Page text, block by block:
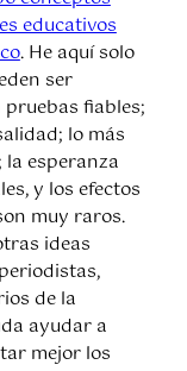
educativos
. He aquí solo
ser
fiables;
lo más
la esperanza
y los efectos
muy raros.
ideas
de la
ayudar a
mejor los